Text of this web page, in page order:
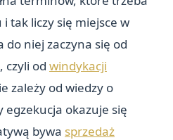
tak liczy się miejsce w
do niej zaczyna się od
czyli od windykacji
zależy od wiedzy o
egzekucja okazuje się
bywa sprzedaż